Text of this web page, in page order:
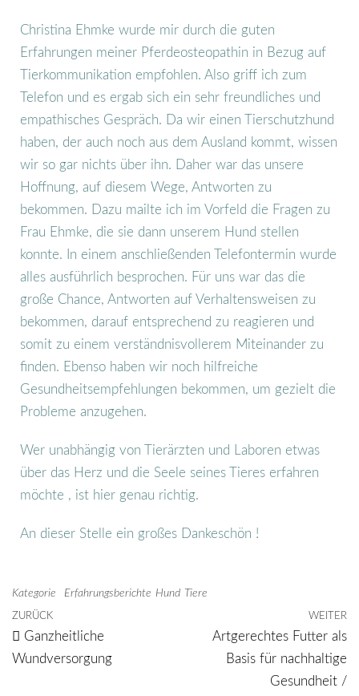
Christina Ehmke wurde mir durch die guten
Erfahrungen meiner Pferdeosteopathin in Bezug auf
Tierkommunikation empfohlen. Also griff ich zum
Telefon und es ergab sich ein sehr freundliches und
empathisches Gespräch. Da wir einen Tierschutzhund
haben, der auch noch aus dem Ausland kommt, wissen
wir so gar nichts über ihn. Daher war das unsere
Hoffnung, auf diesem Wege, Antworten zu
bekommen. Dazu mailte ich im Vorfeld die Fragen zu
Frau Ehmke, die sie dann unserem Hund stellen
konnte. In einem anschließenden Telefontermin wurde
alles ausführlich besprochen. Für uns war das die
große Chance, Antworten auf Verhaltensweisen zu
bekommen, darauf entsprechend zu reagieren und
somit zu einem verständnisvollerem Miteinander zu
finden. Ebenso haben wir noch hilfreiche
Gesundheitsempfehlungen bekommen, um gezielt die
Probleme anzugehen.
Wer unabhängig von Tierärzten und Laboren etwas
über das Herz und die Seele seines Tieres erfahren
möchte , ist hier genau richtig.
An dieser Stelle ein großes Dankeschön !
Kategorie Erfahrungsberichte Hund Tiere
ZURÜCK
Ganzheitliche
Wundversorgung
WEITER
Artgerechtes Futter als
Basis für nachhaltige
Gesundheit /